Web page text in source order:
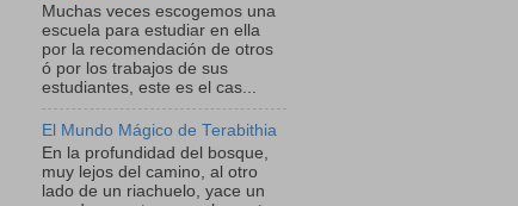
Muchas veces escogemos una
escuela para estudiar en ella
por la recomendación de otros
ó por los trabajos de sus
estudiantes, este es el cas...
El Mundo Mágico de Terabithia
En la profundidad del bosque,
muy lejos del camino, al otro
lado de un riachuelo, yace un